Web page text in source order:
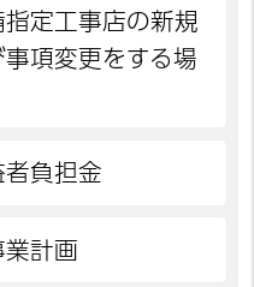
定工事店の新規
項変更をする場
負担金
業計画